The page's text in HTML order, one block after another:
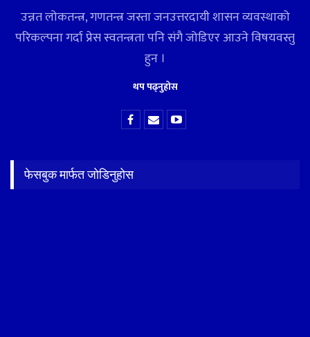
उन्नत लोकतन्त्र, गणतन्त्र जस्ता जनउत्तरदायी शासन व्यवस्थाको
परिकल्पना गर्दा प्रेस स्वतन्त्रता पनि संगै जोडिएर आउने विषयवस्तु
हुन ।
थप पढ्नुहोस
फेसबुक मार्फत जोडिनुहोस